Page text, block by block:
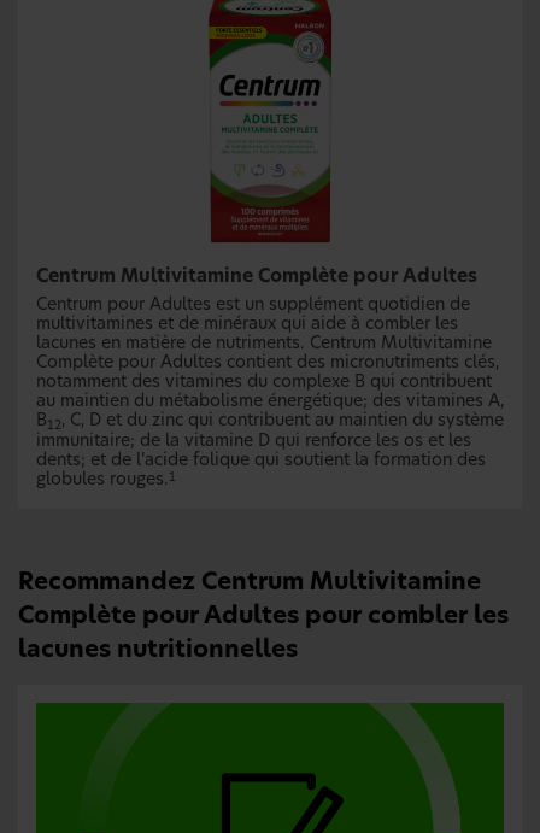
Centrum Multivitamine Complète pour Adultes
Centrum pour Adultes est un supplément quotidien de
multivitamines et de minéraux qui aide à combler les
lacunes en matière de nutriments. Centrum Multivitamine
Complète pour Adultes contient des micronutriments clés,
notamment des vitamines du complexe B qui contribuent
au maintien du métabolisme énergétique; des vitamines A,
B 12 , C, D et du zinc qui contribuent au maintien du système
immunitaire; de la vitamine D qui renforce les os et les
dents; et de l’acide folique qui soutient la formation des
globules rouges. 1
Recommandez Centrum Multivitamine
Complète pour Adultes pour combler les
lacunes nutritionnelles